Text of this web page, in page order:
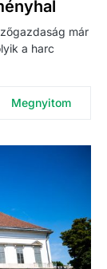
már
a harc
Megnyitom